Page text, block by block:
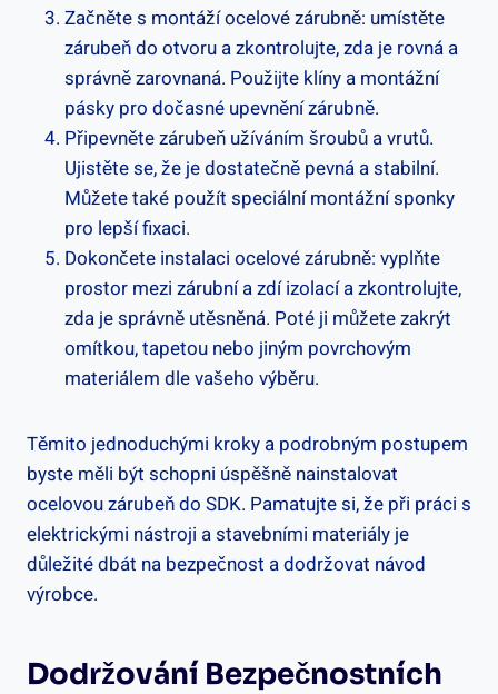
Začněte s montáží ocelové zárubně: umístěte
zárubeň do otvoru a zkontrolujte, zda je rovná a
správně zarovnaná. Použijte klíny a montážní
pásky pro dočasné upevnění zárubně.
Připevněte zárubeň užíváním šroubů a vrutů.
Ujistěte se, že je dostatečně pevná a stabilní.
Můžete také použít speciální montážní sponky
pro lepší fixaci.
Dokončete instalaci ocelové zárubně: vyplňte
prostor mezi zárubní a zdí izolací a zkontrolujte,
zda je správně utěsněná. Poté ji můžete zakrýt
omítkou, tapetou nebo jiným povrchovým
materiálem dle vašeho výběru.
Těmito jednoduchými kroky a podrobným postupem
byste měli být schopni úspěšně nainstalovat
ocelovou zárubeň do SDK. Pamatujte si, že při práci s
elektrickými nástroji a stavebními materiály je
důležité dbát na bezpečnost a dodržovat návod
výrobce.
Dodržování Bezpečnostních